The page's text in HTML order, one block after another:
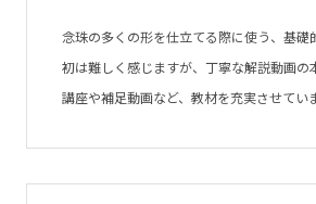
念珠の多くの形を仕立てる際に使う、基礎
初は難しく感じますが、丁寧な解説動画の
講座や補足動画など、教材を充実させていま